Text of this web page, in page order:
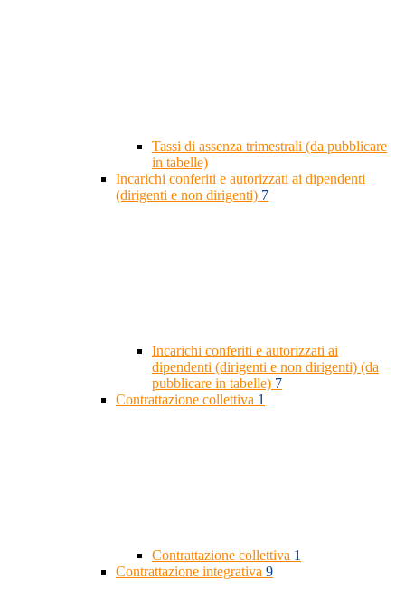
Tassi di assenza trimestrali (da pubblicare
in tabelle)
Incarichi conferiti e autorizzati ai dipendenti
(dirigenti e non dirigenti) 7
Incarichi conferiti e autorizzati ai
dipendenti (dirigenti e non dirigenti) (da
pubblicare in tabelle) 7
Contrattazione collettiva 1
Contrattazione collettiva 1
Contrattazione integrativa 9